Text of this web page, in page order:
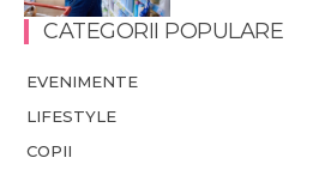
CATEGORII POPULARE
EVENIMENTE
LIFESTYLE
COPII